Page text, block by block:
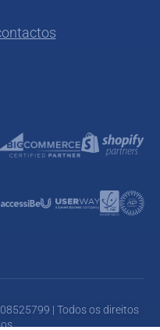
| Todos os direitos